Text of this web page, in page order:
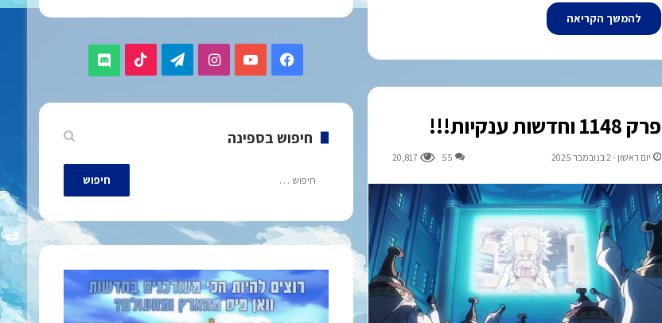
להמשך הקריאה
פרק 1148 וחדשות ענקיות!!!
יום ראשון - 2 בנובמבר 2025 55
20,817
Facebook
YouTube
Instagram
Telegram
TikTok
Discord
חיפוש בספינה
חיפוש: